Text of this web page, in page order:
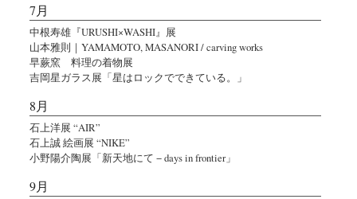
7月
中根寿雄『URUSHI×WASHI』展
山本雅則｜YAMAMOTO, MASANORI / carving works
早蕨窯 料理の着物展
吉岡星ガラス展「星はロックでできている。」
8月
石上洋展 “AIR”
石上誠 絵画展 “NIKE”
小野陽介陶展「新天地にて − days in frontier」
9月